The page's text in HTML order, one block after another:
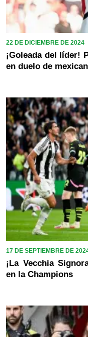
22 DE DICIEMBRE DE 2024
¡Goleada del líder!
en duelo de
17 DE SEPTIEMBRE DE
¡La Vecchia
en la Champions